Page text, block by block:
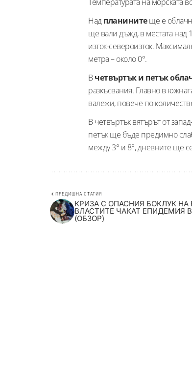
Надпланинитеще е
ще вали дъжд, в местата над
изток-североизток.
метра – около 0°.
Вчетвъртък и петък
разкъсвания. Главно в
валежи, повече по
В четвъртък вятърът от
петък ще бъде предимно
между 3° и 8°, дневните ще
ПРЕДИШНА СТАТИЯ
КРИЗА С ОПАСНИЯ БОКЛУК НА
ВЛАСТИТЕ ЧАКАТ ЕПИДЕМИЯ
(ОБЗОР)